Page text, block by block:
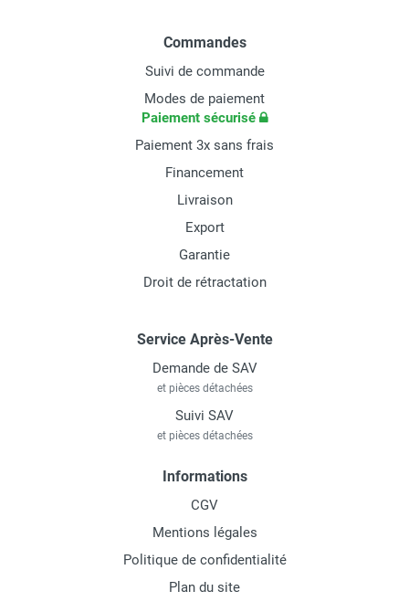
Commandes
Suivi de commande
Modes de paiement
Paiement sécurisé
Paiement 3x sans frais
Financement
Livraison
Export
Garantie
Droit de rétractation
Service Après-Vente
Demande de SAV
et pièces détachées
Suivi SAV
et pièces détachées
Informations
CGV
Mentions légales
Politique de confidentialité
Plan du site